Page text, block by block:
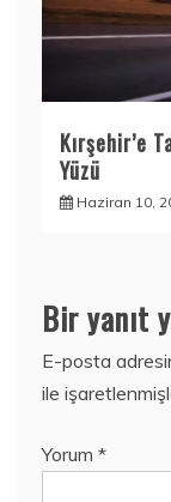
Kırşehir’e
Yüzü
Haziran 10,
Bir yanıt
E-posta
ile
Yorum *